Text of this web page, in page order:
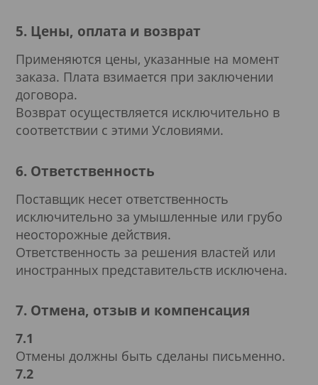
5. Цены, оплата и возврат
Применяются цены, указанные на момент
заказа. Плата взимается при заключении
договора.
Возврат осуществляется исключительно в
соответствии с этими Условиями.
6. Ответственность
Поставщик несет ответственность
исключительно за умышленные или грубо
неосторожные действия.
Ответственность за решения властей или
иностранных представительств исключена.
7. Отмена, отзыв и компенсация
7.1
Отмены должны быть сделаны письменно.
7.2